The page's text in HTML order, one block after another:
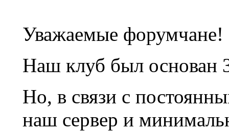
Уважаемые форумчане!
Наш клуб был основан
Но, в связи с
наш сервер и